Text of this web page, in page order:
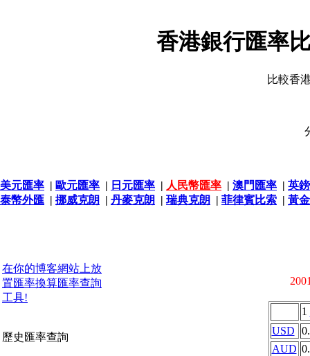
香港銀行匯率
比較香
美元匯率 | 歐元匯率 | 日元匯率 | 人民幣匯率 | 澳門匯率 | 英
泰幣外匯 | 挪威克朗 | 丹麥克朗 | 瑞典克朗 | 菲律賓比索 | 黃
在你的博客網站上放
置匯率換算匯率查詢
工具!
歷史匯率查詢
1
USD
AUD